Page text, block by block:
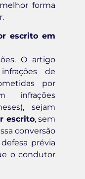
forma
escrito em
O artigo
de
por
infrações
sejam
escrito, sem
conversão
prévia
o condutor